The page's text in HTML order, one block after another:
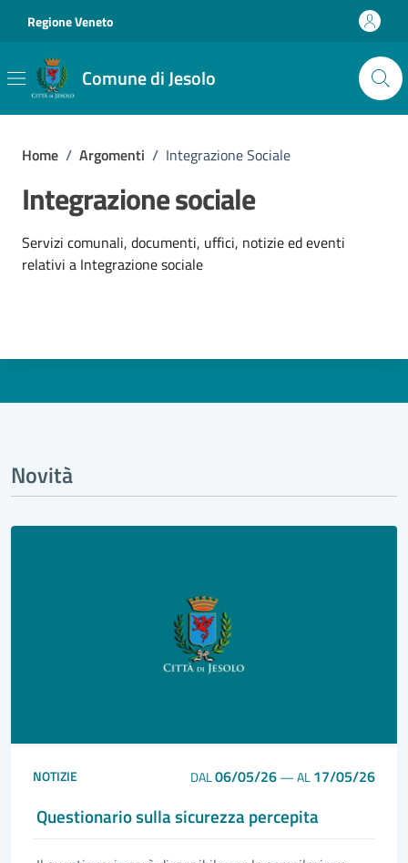
Regione Veneto
Comune di Jesolo
Home / Argomenti / Integrazione Sociale
Integrazione sociale
Dettagli dell'argomento
Servizi comunali, documenti, uffici, notizie ed eventi
relativi a Integrazione sociale
Novità
NOTIZIE DAL06/05/26—AL17/05/26
Questionario sulla sicurezza percepita